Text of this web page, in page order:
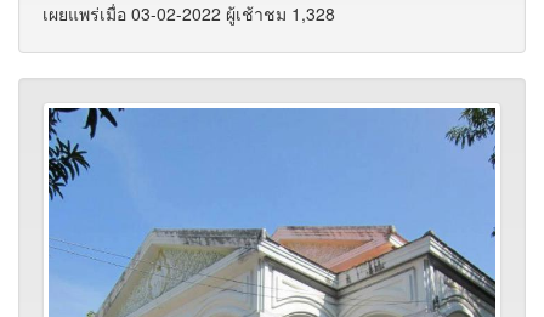
เผยแพร่เมื่อ 03-02-2022 ผู้เช้าชม 1,328